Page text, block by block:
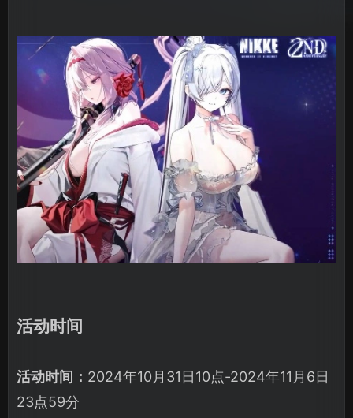
活动时间
活动时间： 2024年10月31日10点-2024年11月6日
23点59分